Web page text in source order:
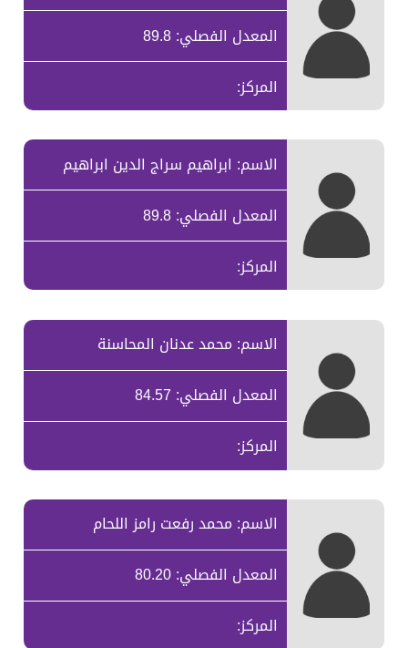
المعدل الفصلي: 89.8
المركز:
الاسم: ابراهيم سراج الدين ابراهيم
المعدل الفصلي: 89.8
المركز:
الاسم: محمد عدنان المحاسنة
المعدل الفصلي: 84.57
المركز:
الاسم: محمد رفعت رامز اللحام
المعدل الفصلي: 80.20
المركز: